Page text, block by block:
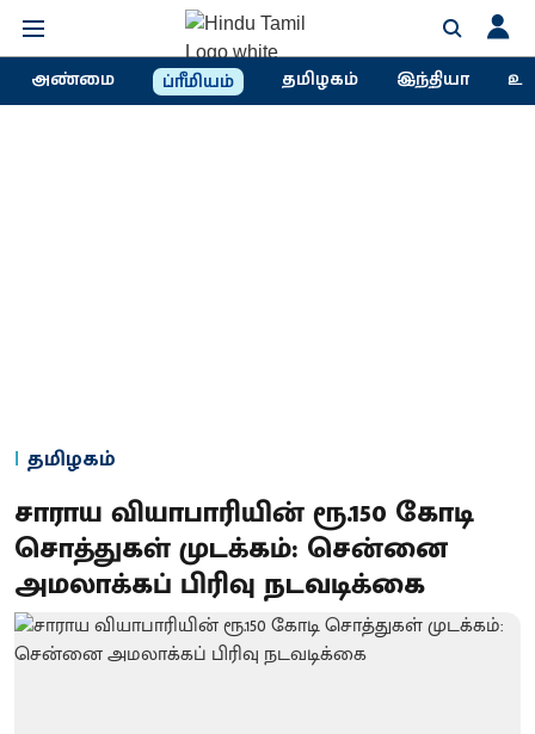
அண்மை ப்ரீமியம் தமிழகம் இந்தியா
தமிழகம்
சாராய வியாபாரியின் ரூ.150 கோடி
சொத்துகள் முடக்கம்: சென்னை
அமலாக்கப் பிரிவு நடவடிக்கை